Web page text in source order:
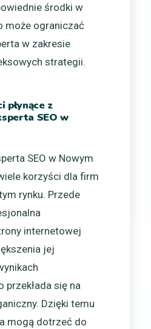
środki w
może ograniczać
w zakresie
strategii.
płynące z
SEO w
SEO w Nowym
korzyści dla firm
rynku. Przede
internetowej
jej
przekłada się na
Dzięki temu
mogą dotrzeć do